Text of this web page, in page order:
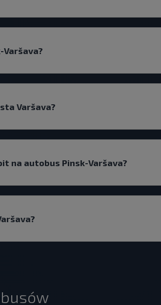
Varšava?
na autobus Pinsk-Varšava?